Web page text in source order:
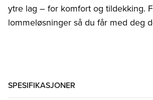
ytre lag – for komfort og tildekking.
lommeløsninger så du får med deg
SPESIFIKASJONER